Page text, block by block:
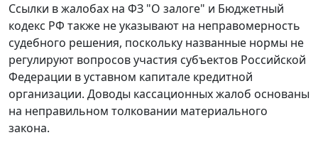
Ссылки в жалобах на ФЗ "О залоге" и Бюджетный
кодекс РФ также не указывают на неправомерность
судебного решения, поскольку названные нормы не
регулируют вопросов участия субъектов Российской
Федерации в уставном капитале кредитной
организации. Доводы кассационных жалоб основаны
на неправильном толковании материального
закона.